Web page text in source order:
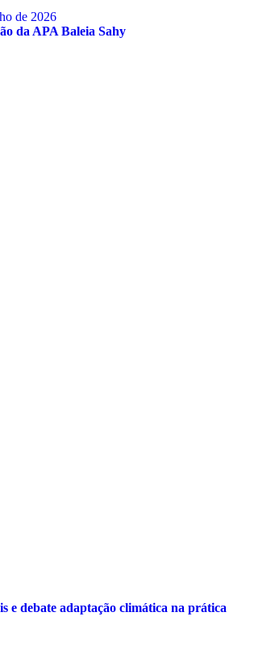
de 2026
da APA Baleia Sahy
e debate adaptação climática na prática